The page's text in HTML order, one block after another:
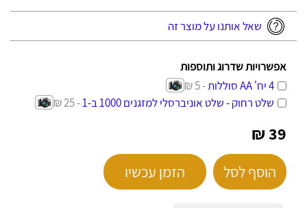
שאל אותנו על מוצר זה
אפשרויות שדרוג ותוספות
4 יח' AA סוללות
- 5 ₪
שלט רחוק - שלט אוניברסלי למזגנים 1000 ב-1
- 25 ₪
39 ₪
הוסף לסל הזמן עכשיו